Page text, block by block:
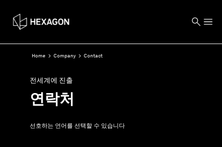
Home Company Contact
전세계에 진출
연락처
선호하는 언어를 선택할 수 있습니다